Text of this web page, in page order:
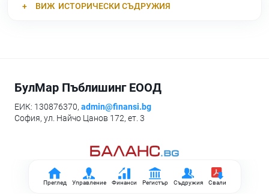
Преглед Управление Финанси Регистър Съдружия Свали
ВИЖ ИСТОРИЧЕСКИ СЪДРУЖИЯ
БулМар Пъблишинг ЕООД
ЕИК: 130876370, admin@finansi.bg
София, ул. Найчо Цанов 172, ет. 3